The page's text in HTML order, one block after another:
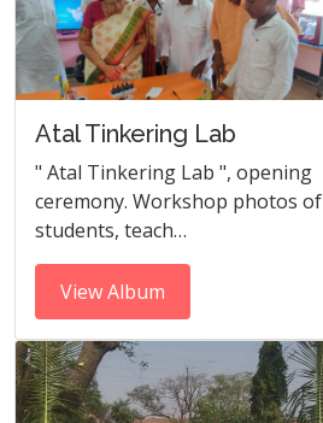
Atal Tinkering Lab
" Atal Tinkering Lab ", opening
ceremony. Workshop photos of
students, teach…
View Album